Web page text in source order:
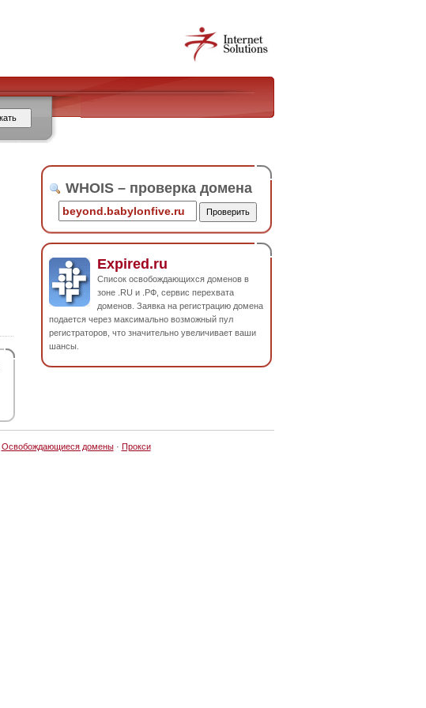
WHOIS – проверка домена
Expired.ru
Список освобождающихся доменов в
зоне .RU и .РФ, сервис перехвата
доменов. Заявка на регистрацию домена
подается через максимально возможный пул
регистраторов, что значительно увеличивает ваши
шансы.
Освобождающиеся домены· Прокси